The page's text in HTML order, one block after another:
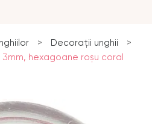
> Decorații unghii
>
hexagoane roşu coral